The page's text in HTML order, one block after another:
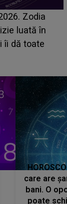
până
Casa Iubirii
mama
pentru
care are
bani. O
poate